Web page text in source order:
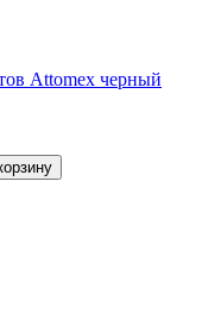
Attomex черный